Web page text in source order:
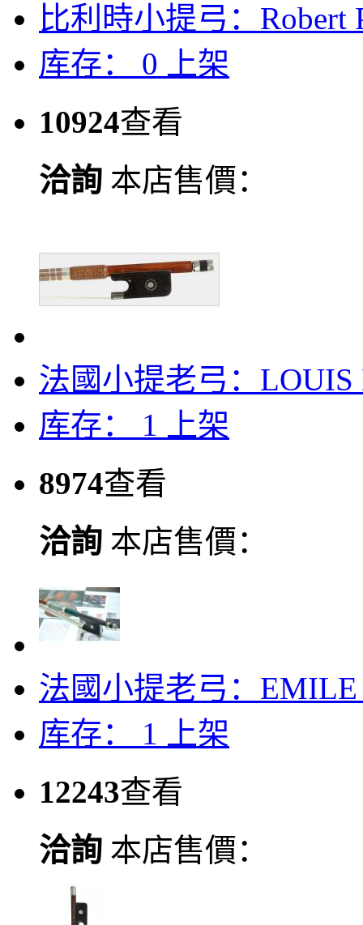
比利時小提弓：Robert
库存： 0
上架
10924查看
洽詢 本店售價：
法國小提老弓：LOUIS
库存： 1
上架
8974查看
洽詢 本店售價：
法國小提老弓：
库存： 1
上架
12243查看
洽詢 本店售價：